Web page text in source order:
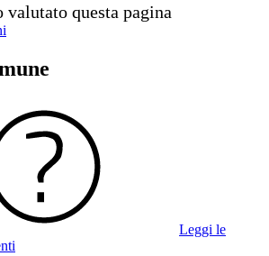
valutato questa pagina
Leggi le